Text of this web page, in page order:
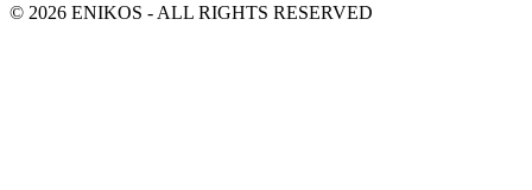
© 2026 ENIKOS - ALL RIGHTS RESERVED